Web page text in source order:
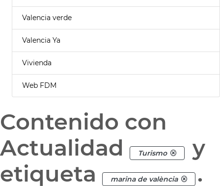
Valencia verde
Valencia Ya
Vivienda
Web FDM
Contenido con
Actualidad
Turismo
y
etiqueta
marina de valència .